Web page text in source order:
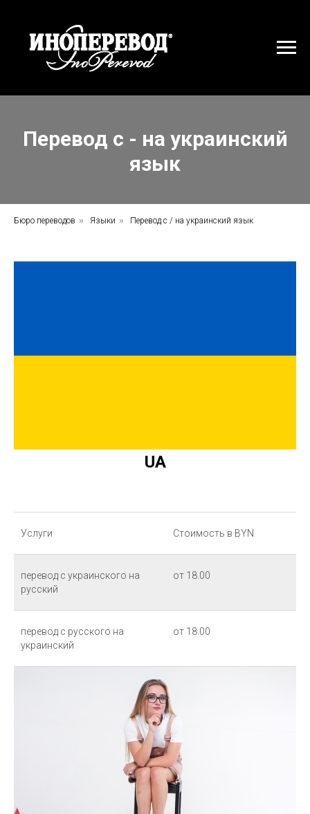
Перевод с - на украинский
язык
Бюро переводов » Языки » Перевод с / на украинский язык
UA
Услуги Стоимость в BYN
перевод с украинского на
русский
от 18.00
перевод с русского на
украинский
от 18.00